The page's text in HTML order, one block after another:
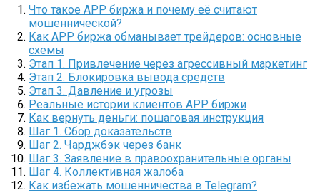
Что такое APP биржа и почему её считают
мошеннической?
Как APP биржа обманывает трейдеров: основные
схемы
Этап 1. Привлечение через агрессивный маркетинг
Этап 2. Блокировка вывода средств
Этап 3. Давление и угрозы
Реальные истории клиентов APP биржи
Как вернуть деньги: пошаговая инструкция
Шаг 1. Сбор доказательств
Шаг 2. Чарджбэк через банк
Шаг 3. Заявление в правоохранительные органы
Шаг 4. Коллективная жалоба
Как избежать мошенничества в Telegram?